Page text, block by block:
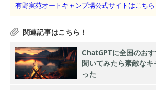
有野実苑オートキャンプ場公式サイトはこちら
ChatGPTに全国のお
聞いてみたら素敵な
った